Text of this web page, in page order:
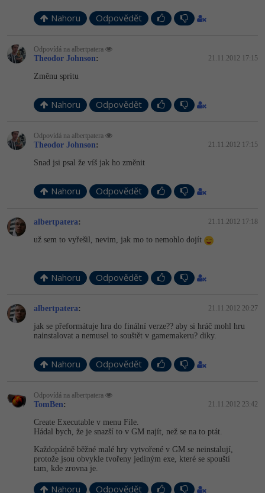
Nahoru Odpovědět
Odpovídá na albertpatera
Theodor Johnson: 21.11.2012 17:15
Změnu spritu
Nahoru Odpovědět
Odpovídá na albertpatera
Theodor Johnson: 21.11.2012 17:15
Snad jsi psal že víš jak ho změnit
Nahoru Odpovědět
albertpatera: 21.11.2012 17:18
už sem to vyřešil, nevim, jak mo to nemohlo dojít
Nahoru Odpovědět
albertpatera: 21.11.2012 20:27
jak se přeformátuje hra do finální verze?? aby si hráč mohl hru
nainstalovat a nemusel to souštět v gamemakeru? diky.
Nahoru Odpovědět
Odpovídá na albertpatera
TomBen: 21.11.2012 23:42
Create Executable v menu File.
Hádal bych, že je snazší to v GM najít, než se na to ptát.
Každopádně běžné malé hry vytvořené v GM se neinstalují,
protože jsou obvykle tvořeny jediným exe, které se spouští
tam, kde zrovna je.
Nahoru Odpovědět